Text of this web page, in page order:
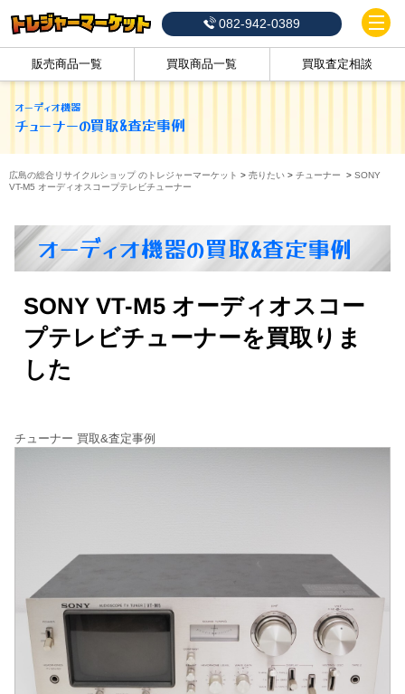
082-942-0389
販売商品一覧 買取商品一覧 買取査定相談
オーディオ機器
チューナーの買取&査定事例
広島の総合リサイクルショップ のトレジャーマーケット > 売りたい > チューナー > SONY
VT-M5 オーディオスコープテレビチューナー
オーディオ機器の買取&査定事例
SONY VT-M5 オーディオスコー
プテレビチューナーを買取りま
した
チューナー 買取&査定事例